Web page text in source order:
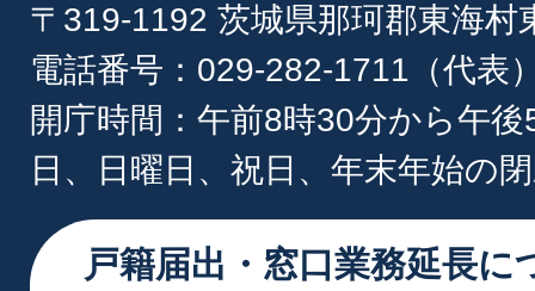
〒319-1192 茨城県那珂郡東海村
電話番号：029-282-1711（代表
開庁時間：午前8時30分から午
日、日曜日、祝日、年末年始の
戸籍届出・窓口業務延長に